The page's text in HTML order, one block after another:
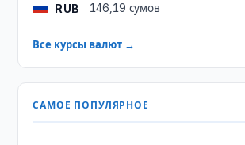
RUB 146,19 сумов
Все курсы валют →
САМОЕ ПОПУЛЯРНОЕ